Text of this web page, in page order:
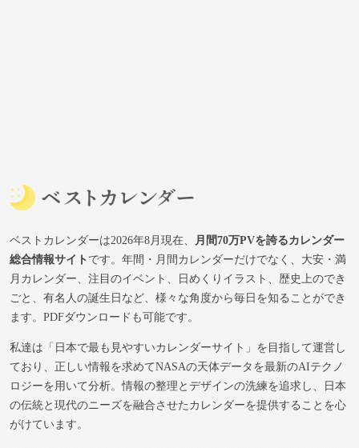
ベストカレンダーは2026年8月現在、
月間70万PVを誇るカレンダー
総合情報サイトです。年間・月間カレンダーだけでなく、大安・満
月カレンダー、注目のイベント、日めくりイラスト、歴史上のでき
ごと、有名人の誕生日など、様々な角度から毎日を知ることができ
ます。PDFダウンロードも可能です。
私達は「日本で最も見やすいカレンダーサイト」を目指して運営し
ており、正しい情報を求めてNASAの天体データを最新のAIテクノ
ロジーを用いて分析。情報の整理とデザインの洗練を追求し、日本
の伝統と現代のニーズを融合させたカレンダーを提供することを心
がけています。